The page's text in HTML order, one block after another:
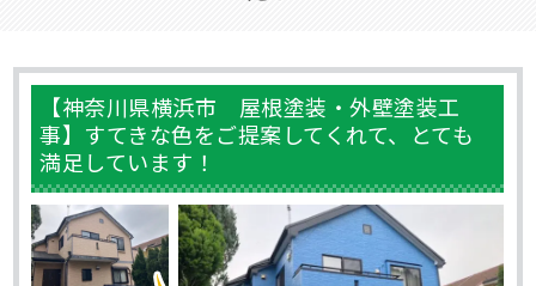
【神奈川県横浜市 屋根塗装・外壁塗装工
事】すてきな色をご提案してくれて、とても
満足しています！